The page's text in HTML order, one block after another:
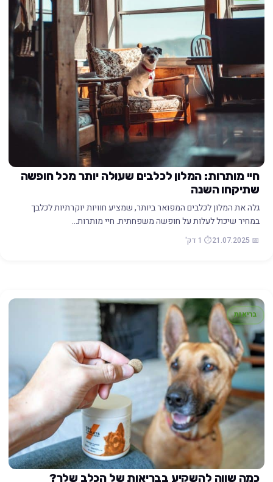
חיי מותרות: המלון לכלבים שעולה יותר מכל חופשה
שתיקחו השנה
גלה את המלון לכלבים המפואר ביותר, שמציע חוויות יוקרתיות לכלבך
במחיר שיכול לעלות על חופשה משפחתית. חיי מותרות…
📅 21.07.2025 ⏱️ 1 דק'
בריאות
כמה שווה להשקיע בבריאות של הכלב שלך?